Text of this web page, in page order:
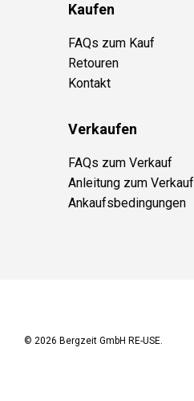
Kaufen
FAQs zum Kauf
Retouren
Kontakt
Verkaufen
FAQs zum Verkauf
Anleitung zum Verkauf
Ankaufsbedingungen
© 2026 Bergzeit GmbH RE-USE.